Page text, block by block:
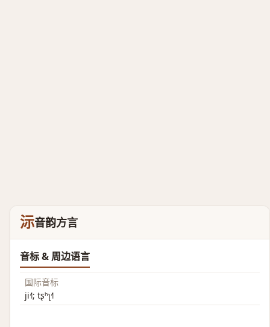
沶音韵方言
音标 & 周边语言
国际音标
ji˧˥; tʂʰʅ˧˥